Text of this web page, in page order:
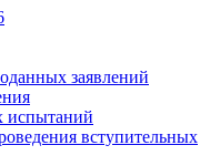
заявлений
испытаний
вступительных